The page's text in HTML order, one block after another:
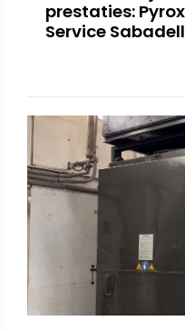
prestaties:
Service